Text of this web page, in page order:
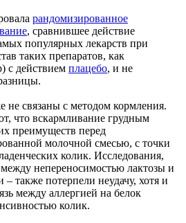
рандомизированное
, сравнившее действие
популярных лекарств при
таких препаратов, как
с действием плацебо, и не
не связаны с методом кормления.
что вскармливание грудным
преимуществ перед
молочной смесью, с точки
колик. Исследования,
непереносимостью лактозы и
также потерпели неудачу, хотя и
между аллергией на белок
колик.